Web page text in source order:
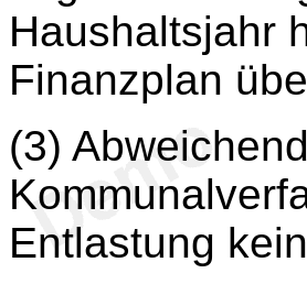
Haushaltsjahr
Finanzplan
(3)
Entlastung